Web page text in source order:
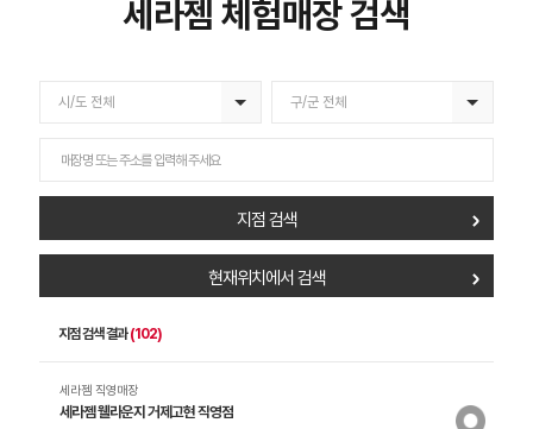
세라젬 체험매장 검색
웰라운지시/도 전체
서울
경기
부산
인천
대구
구/군 전체
지점 검색
현재위치에서 검색
지점 검색 결과(102)
세라젬 직영매장
세라젬 웰라운지 거제고현 직영점